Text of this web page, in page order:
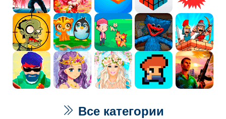
Все категории